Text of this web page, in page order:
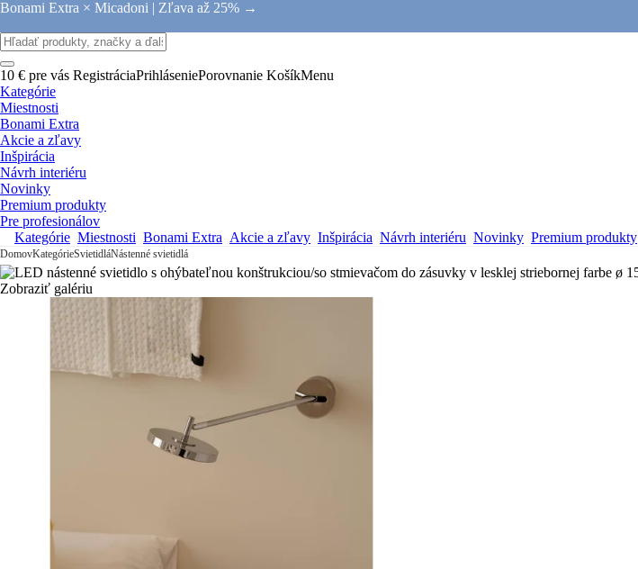
Bonami Extra × Micadoni | Zľava až 25% →
10 € pre vás RegistráciaPrihláseniePorovnanie KošíkMenu
Kategórie
Miestnosti
Bonami Extra
Akcie a zľavy
Inšpirácia
Návrh interiéru
Novinky
Premium produkty
Pre profesionálov
Kategórie Miestnosti Bonami Extra Akcie a zľavy Inšpirácia Návrh interiéru Novinky Premium produkty
DomovKategórieSvietidláNástenné svietidlá
Zobraziť galériu